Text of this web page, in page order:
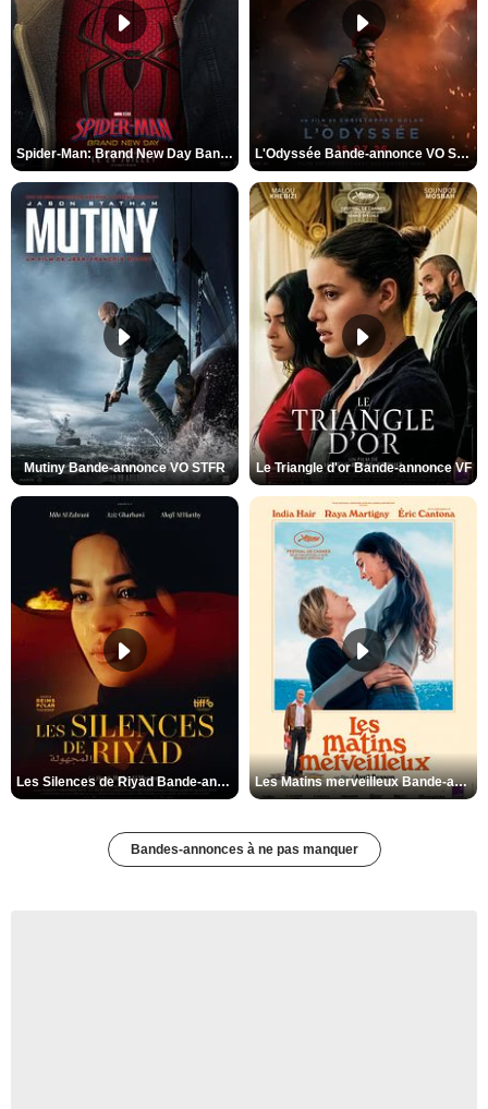
Spider-Man: Brand New Day Bande-annonce VO STFR L'Odyssée Bande-annonce VO STFR
Mutiny Bande-annonce VO STFR Le Triangle d'or Bande-annonce VF
Les Silences de Riyad Bande-annonce VO STFR Les Matins merveilleux Bande-annonce VF
Bandes-annonces à ne pas manquer